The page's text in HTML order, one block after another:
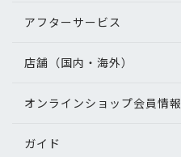
アフターサービス
店舗（国内・海外）
オンラインショップ会員情報
ガイド